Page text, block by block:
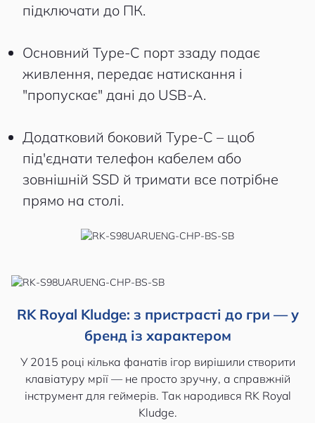
підключати до ПК.
Основний Type-C порт ззаду подає
живлення, передає натискання і
"пропускає" дані до USB-A.
Додатковий боковий Type-C – щоб
під'єднати телефон кабелем або
зовнішній SSD й тримати все потрібне
прямо на столі.
RK Royal Kludge: з пристрасті до гри — у
бренд із характером
У 2015 році кілька фанатів ігор вирішили створити
клавіатуру мрії — не просто зручну, а справжній
інструмент для геймерів. Так народився RK Royal
Kludge.